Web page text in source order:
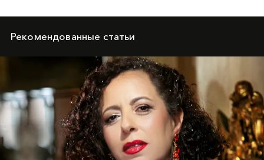
Рекомендованные статьи